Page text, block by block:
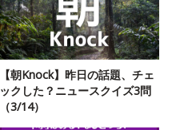
【朝Knock】昨日の話題、チェ
ックした？ニュースクイズ3問
（3/14）